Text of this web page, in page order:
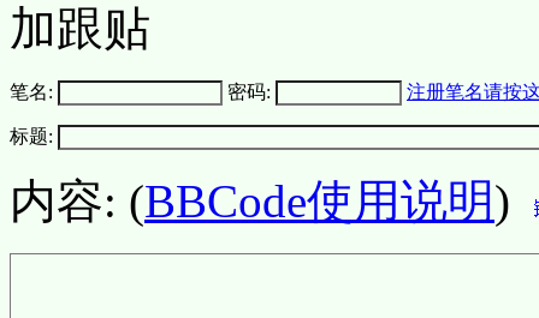
加跟贴
笔名: 密码: 注册笔名请按
标题:
内容: (BBCode使用说明)